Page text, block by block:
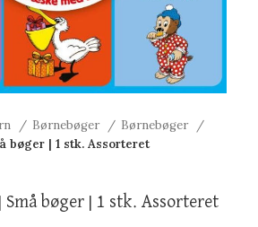
Børnebøger
Børnebøger
bøger | 1 stk. Assorteret
Små bøger | 1 stk. Assorteret